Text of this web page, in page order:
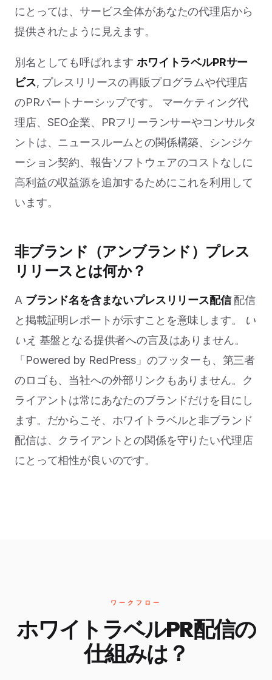
にとっては、サービス全体があなたの代理店から
提供されたように見えます。
別名としても呼ばれますホワイトラベルPRサー
ビス, プレスリリースの再販プログラムや代理店
のPRパートナーシップです。 マーケティング代
理店、SEO企業、PRフリーランサーやコンサルタ
ントは、ニュースルームとの関係構築、シンジケ
ーション契約、報告ソフトウェアのコストなしに
高利益の収益源を追加するためにこれを利用して
います。
非ブランド（アンブランド）プレス
リリースとは何か？
A ブランド名を含まないプレスリリース配信配信
と掲載証明レポートが示すことを意味します。
い
いえ 基盤となる提供者への言及はありません。
「Powered by RedPress」のフッターも、第三者
のロゴも、当社への外部リンクもありません。ク
ライアントは常にあなたのブランドだけを目にし
ます。だからこそ、ホワイトラベルと非ブランド
配信は、クライアントとの関係を守りたい代理店
にとって相性が良いのです。
ワークフロー
ホワイトラベルPR配信の
仕組みは？